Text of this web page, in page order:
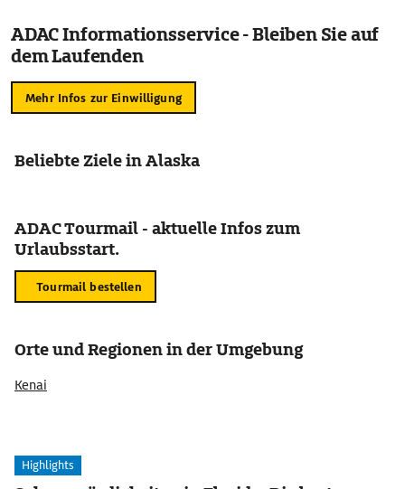
ADAC Informationsservice - Bleiben Sie auf
dem Laufenden
Mehr Infos zur Einwilligung
Beliebte Ziele in Alaska
ADAC Tourmail - aktuelle Infos zum
Urlaubsstart.
Tourmail bestellen
Orte und Regionen in der Umgebung
Kenai
Highlights